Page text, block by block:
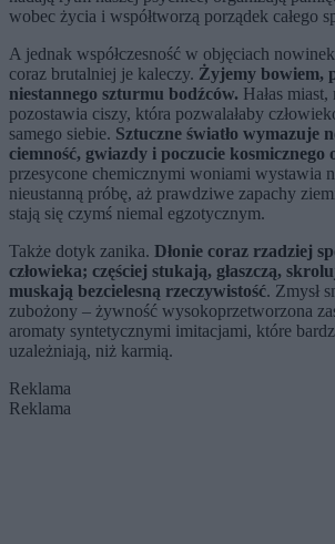
wobec życia i współtworzą porządek całego
A jednak współczesność w objęciach
coraz brutalniej je kaleczy. Żyjemy bowiem,
niestannego szturmu bodźców. Hałas
pozostawia ciszy, która pozwalałaby
samego siebie. Sztuczne światło wymazuje
ciemność, gwiazdy i poczucie kosmicznego
przesycone chemicznymi woniami wystawia
nieustanną próbę, aż prawdziwe zapachy
stają się czymś niemal egzotycznym.
Także dotyk zanika. Dłonie coraz rzadziej
człowieka; częściej stukają, głaszczą,
muskają bezcielesną rzeczywistość. Zmysł
zubożony – żywność wysokoprzetworzona
aromaty syntetycznymi imitacjami, które
uzależniają, niż karmią.
Reklama
Reklama